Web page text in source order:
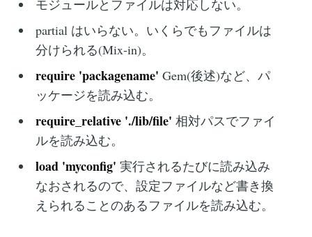
モジュールとファイルは対応しない。
partial はいらない。いくらでもファイルは
分けられる(Mix-in)。
require 'packagename'Gem(後述)など、パ
ッケージを読み込む。
require_relative './lib/file'相対パスでファイ
ルを読み込む。
load 'myconfig'実行されるたびに読み込み
なおされるので、設定ファイルなど書き換
えられることのあるファイルを読み込む。